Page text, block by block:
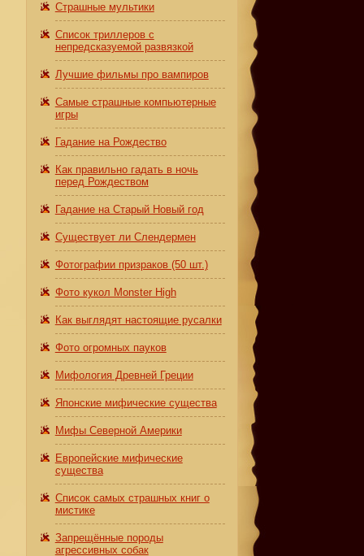
Страшные мультики
Список триллеров с
непредсказуемой развязкой
Лучшие фильмы про вампиров
Самые страшные компьютерные
игры
Гадание на Рождество
Как правильно гадать в ночь
перед Рождеством
Гадание на Старый Новый год
Существует ли Слендермен
Фотографии призраков (50 шт.)
Фото кукол Monster High
Как выглядят настоящие русалки
Фото огромных пауков
Мифология Древней Греции
Японские мифические существа
Мифы Северной Америки
Европейские мифические
существа
Список самых страшных книг о
мистике
Запрещённые породы
агрессивных собак